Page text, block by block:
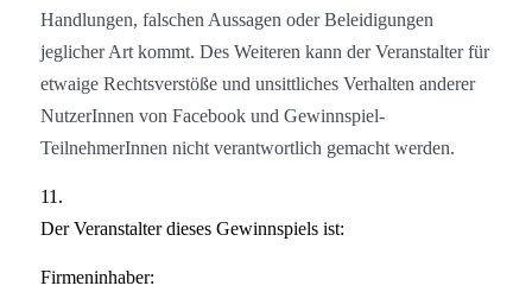
Handlungen, falschen Aussagen oder Beleidigungen
jeglicher Art kommt. Des Weiteren kann der Veranstalter für
etwaige Rechtsverstöße und unsittliches Verhalten anderer
NutzerInnen von Facebook und Gewinnspiel-
TeilnehmerInnen nicht verantwortlich gemacht werden.
11.
Der Veranstalter dieses Gewinnspiels ist:
Firmeninhaber: